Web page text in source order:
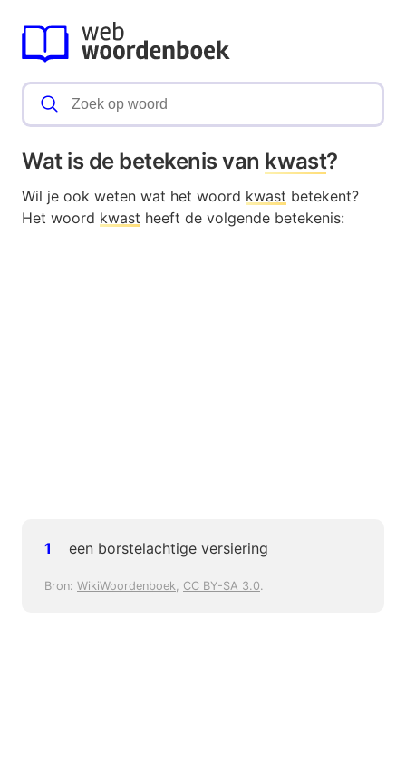
Wat is de betekenis van kwast?
Wil je ook weten wat het woord kwast betekent?
Het woord kwast heeft de volgende betekenis:
een borstelachtige versiering
Bron: WikiWoordenboek, CC BY-SA 3.0.